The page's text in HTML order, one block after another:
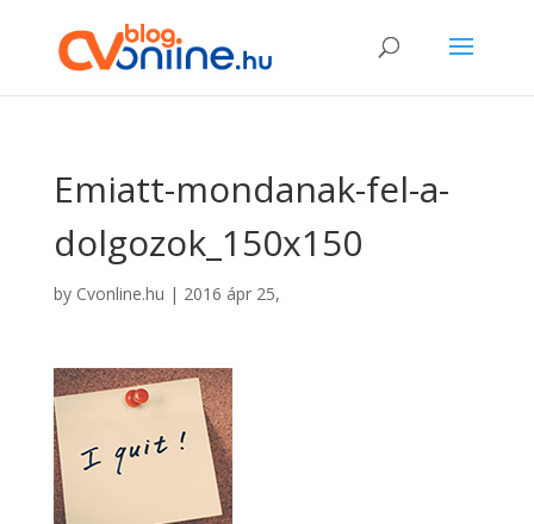
Emiatt-mondanak-fel-a-
dolgozok_150x150
by Cvonline.hu | 2016 ápr 25,